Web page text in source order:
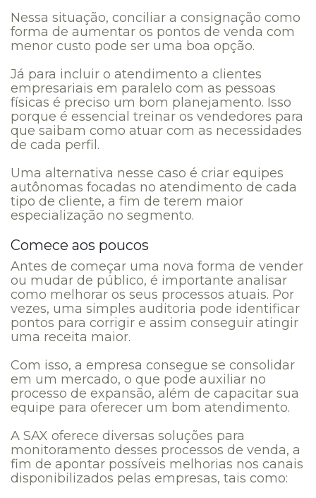
Nessa situação, conciliar a consignação como
forma de aumentar os pontos de venda com
menor custo pode ser uma boa opção.
Já para incluir o atendimento a clientes
empresariais em paralelo com as pessoas
físicas é preciso um bom planejamento. Isso
porque é essencial treinar os vendedores para
que saibam como atuar com as necessidades
de cada perfil.
Uma alternativa nesse caso é criar equipes
autônomas focadas no atendimento de cada
tipo de cliente, a fim de terem maior
especialização no segmento.
Comece aos poucos
Antes de começar uma nova forma de vender
ou mudar de público, é importante analisar
como melhorar os seus processos atuais. Por
vezes, uma simples auditoria pode identificar
pontos para corrigir e assim conseguir atingir
uma receita maior.
Com isso, a empresa consegue se consolidar
em um mercado, o que pode auxiliar no
processo de expansão, além de capacitar sua
equipe para oferecer um bom atendimento.
A SAX oferece diversas soluções para
monitoramento desses processos de venda, a
fim de apontar possíveis melhorias nos canais
disponibilizados pelas empresas, tais como: